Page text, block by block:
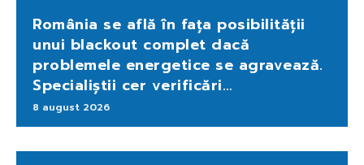
România se află în fața posibilității
unui blackout complet dacă
problemele energetice se agravează.
Specialiștii cer verificări…
8 august 2026